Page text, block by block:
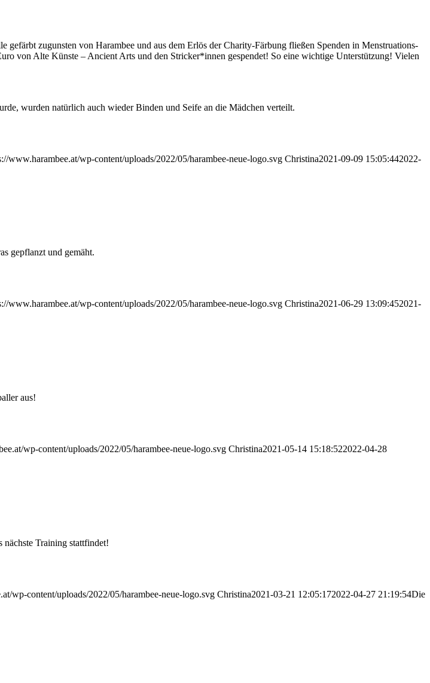
zugunsten von Harambee und aus dem Erlös der Charity-Färbung fließen Spenden in Menstruations-
von Alte Künste – Ancient Arts und den Stricker*innen gespendet! So eine wichtige Unterstützung! Vielen
wurden natürlich auch wieder Binden und Seife an die Mädchen verteilt.
www.harambee.at/wp-content/uploads/2022/05/harambee-neue-logo.svg Christina2021-09-09 15:05:442022-
gepflanzt und gemäht.
www.harambee.at/wp-content/uploads/2022/05/harambee-neue-logo.svg Christina2021-06-29 13:09:452021-
aus!
wp-content/uploads/2022/05/harambee-neue-logo.svg Christina2021-05-14 15:18:522022-04-28
Training stattfindet!
wp-content/uploads/2022/05/harambee-neue-logo.svg Christina2021-03-21 12:05:172022-04-27 21:19:54Die